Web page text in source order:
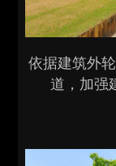
依据建筑外
道，加强